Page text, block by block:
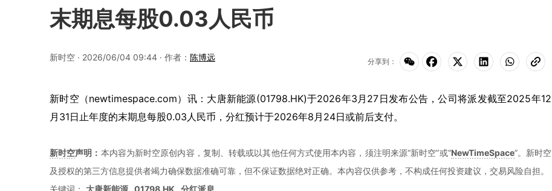
末期息每股0.03人民币
新时空 · 2026/06/04 09:44 · 作者： 陈博远 分享到：
新时空（newtimespace.com）讯：大唐新能源(01798.HK)于2026年3月27日发布公告，公司将派发截至2025年12
月31日止年度的末期息每股0.03人民币，分红预计于2026年8月24日或前后支付。
新时空声明： 本内容为新时空原创内容，复制、转载或以其他任何方式使用本内容，须注明来源“新时空”或“NewTimeSpace”。新时空
及授权的第三方信息提供者竭力确保数据准确可靠，但不保证数据绝对正确。本內容仅供参考，不构成任何投资建议，交易风险自担。
关键词：
大唐新能源 01798.HK 分红派息